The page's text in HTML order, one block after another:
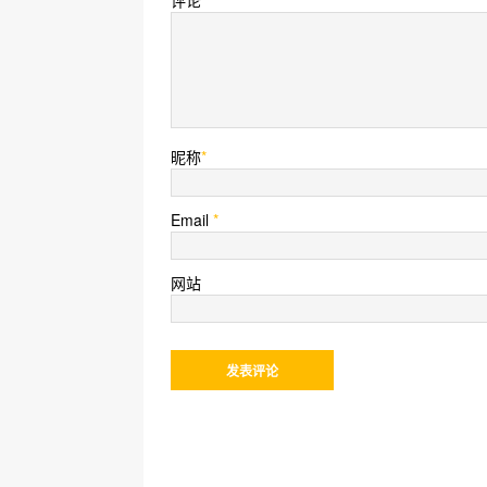
昵称*
Email *
网站